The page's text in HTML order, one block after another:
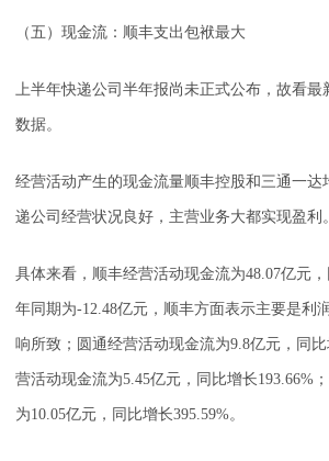
（五）现金流：顺丰支出包袱最大
上半年快递公司半年报尚未正式公布，故看最
数据。
经营活动产生的现金流量顺丰控股和三通一达
递公司经营状况良好，主营业务大都实现盈利。
具体来看，顺丰经营活动现金流为48.07亿元
年同期为-12.48亿元，顺丰方面表示主要是利
响所致；圆通经营活动现金流为9.8亿元，同
营活动现金流为5.45亿元，同比增长193.66%
为10.05亿元，同比增长395.59%。